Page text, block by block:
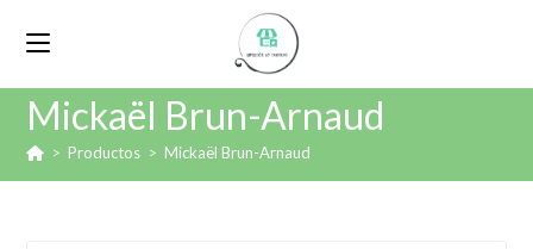
Mickaël Brun-Arnaud
> Productos > Mickaël Brun-Arnaud